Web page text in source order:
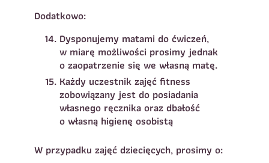
Dodatkowo:
Dysponujemy matami do ćwiczeń,
w miarę możliwości prosimy jednak
o zaopatrzenie się we własną matę.
Każdy uczestnik zajęć fitness
zobowiązany jest do posiadania
własnego ręcznika oraz dbałość
o własną higienę osobistą
W przypadku zajęć dziecięcych, prosimy o: